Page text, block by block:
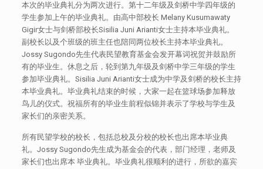
本次的毕业典礼分为两次进行。第十二年级及剑桥中学四年级的
学生参加上午的毕业典礼。由高中部校长 Melany Kusumawaty
Gigir女士与剑桥部校长Sisilia Juni Arianti女士主持本毕业典礼。
副校长以及个班级的班主任也陪同两位校长主持本毕业典礼。
Jossy Sugondo先生代表民望教育基金会发开幕词祝贺并鼓励所
有的毕业生。休息之后，轮到第九年级及剑桥中学三年级的学生
参加毕业典礼。Sisilia Juni Arianti女士成为中学及剑桥的校长主持
本毕业典礼。毕业典礼结束的时候，大家一起在篮球场参加释放
鸟儿的仪式。祝福所有的毕业生前程似锦并表示了学校与学生及
家长们的亲密关系。
所有民望学校的校长，包括总校及分校的校长也出席本毕业典
礼。Jossy Sugondo先生成为基金会的代表，部门经理，老师及
家长们也出席本 毕业典礼。毕业典礼很顺利的进行，所欲的嘉宾